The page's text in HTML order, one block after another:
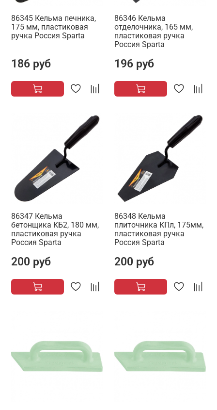
86345 Кельма печника,
175 мм, пластиковая
ручка Россия Sparta
186 руб
86346 Кельма
отделочника, 165 мм,
пластиковая ручка
Россия Sparta
196 руб
86347 Кельма
бетонщика КБ2, 180 мм,
пластиковая ручка
Россия Sparta
200 руб
86348 Кельма
плиточника КПл, 175мм,
пластиковая ручка
Россия Sparta
200 руб